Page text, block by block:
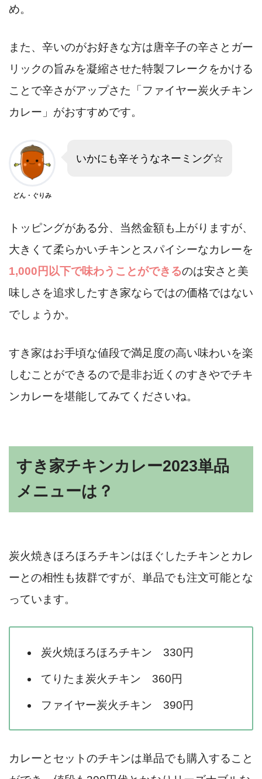
め。
また、辛いのがお好きな方は唐辛子の辛さとガー
リックの旨みを凝縮させた特製フレークをかける
ことで辛さがアップさた「ファイヤー炭火チキン
カレー」がおすすめです。
どん・ぐりみ
いかにも辛そうなネーミング☆
トッピングがある分、当然金額も上がりますが、
大きくて柔らかいチキンとスパイシーなカレーを
1,000円以下で味わうことができるのは安さと美
味しさを追求したすき家ならではの価格ではない
でしょうか。
すき家はお手頃な値段で満足度の高い味わいを楽
しむことができるので是非お近くのすきやでチキ
ンカレーを堪能してみてくださいね。
すき家チキンカレー2023単品
メニューは？
炭火焼きほろほろチキンはほぐしたチキンとカレ
ーとの相性も抜群ですが、単品でも注文可能とな
っています。
炭火焼ほろほろチキン 330円
てりたま炭火チキン 360円
ファイヤー炭火チキン 390円
カレーとセットのチキンは単品でも購入すること